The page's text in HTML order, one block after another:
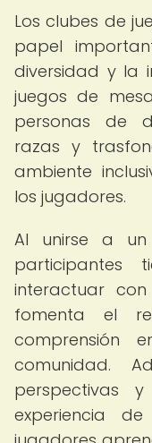
Los clubes de
papel
diversidad y la
juegos de
personas de
razas y
ambiente
los jugadores.
Al unirse a
participantes
interactuar
fomenta el
comprensión
comunidad.
perspectivas
experiencia